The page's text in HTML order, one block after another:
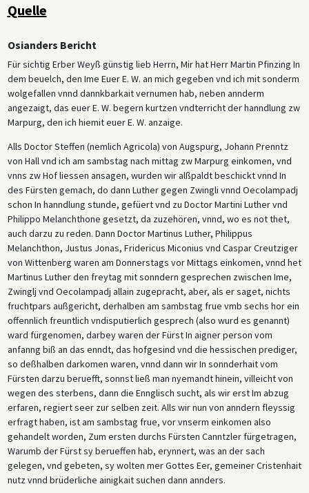
Quelle
Osianders Bericht
Für sichtig Erber Weyß günstig lieb Herrn, Mir hat Herr Martin Pfinzing In
dem beuelch, den Ime Euer E. W. an mich gegeben vnd ich mit sonderm
wolgefallen vnnd dannkbarkait vernumen hab, neben annderm
angezaigt, das euer E. W. begern kurtzen vndterricht der hanndlung zw
Marpurg, den ich hiemit euer E. W. anzaige.
Alls Doctor Steffen (nemlich Agricola) von Augspurg, Johann Prenntz
von Hall vnd ich am sambstag nach mittag zw Marpurg einkomen, vnd
vnns zw Hof liessen ansagen, wurden wir alßpaldt beschickt vnnd In
des Fürsten gemach, do dann Luther gegen Zwingli vnnd Oecolampadj
schon In hanndlung stunde, gefüert vnd zu Doctor Martini Luther vnd
Philippo Melanchthone gesetzt, da zuzehören, vnnd, wo es not thet,
auch darzu zu reden. Dann Doctor Martinus Luther, Philippus
Melanchthon, Justus Jonas, Fridericus Miconius vnd Caspar Creutziger
von Wittenberg waren am Donnerstags vor Mittags einkomen, vnnd het
Martinus Luther den freytag mit sonndern gesprechen zwischen Ime,
Zwinglj vnd Oecolampadj allain zugepracht, aber, als er saget, nichts
fruchtpars außgericht, derhalben am sambstag frue vmb sechs hor ein
offennlich freuntlich vndisputierlich gesprech (also wurd es genannt)
ward fürgenomen, darbey waren der Fürst In aigner person vom
anfanng biß an das enndt, das hofgesind vnd die hessischen prediger,
so deßhalben darkomen waren, vnnd dann wir In sonnderhait vom
Fürsten darzu beruefft, sonnst ließ man nyemandt hinein, villeicht von
wegen des sterbens, dann die Ennglisch sucht, als wir erst Im abzug
erfaren, regiert seer zur selben zeit. Alls wir nun von anndern fleyssig
erfragt haben, ist am sambstag frue, vor vnserm einkomen also
gehandelt worden, Zum ersten durchs Fürsten Canntzler fürgetragen,
Warumb der Fürst sy berueffen hab, erynnert, was an der sach
gelegen, vnd gebeten, sy wolten mer Gottes Eer, gemeiner Cristenhait
nutz vnnd brüderliche ainigkait suchen dann annders.